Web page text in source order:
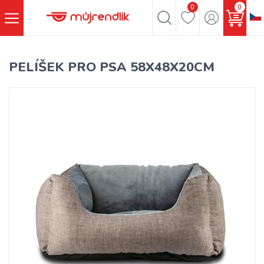
0 0
PELÍŠEK PRO PSA 58X48X20CM